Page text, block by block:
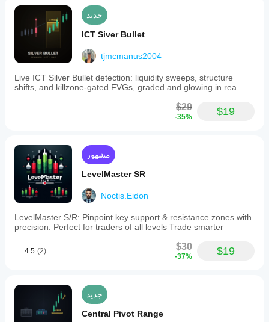
جديد
ICT Siver Bullet
tjmcmanus2004
Live ICT Silver Bullet detection: liquidity sweeps, structure
shifts, and killzone-gated FVGs, graded and glowing in rea
$29
-35% $19
مشهور
LevelMaster SR
Noctis.Eidon
LevelMaster S/R: Pinpoint key support & resistance zones with
precision. Perfect for traders of all levels Trade smarter
4.5 (2) $30
-37% $19
جديد
Central Pivot Range